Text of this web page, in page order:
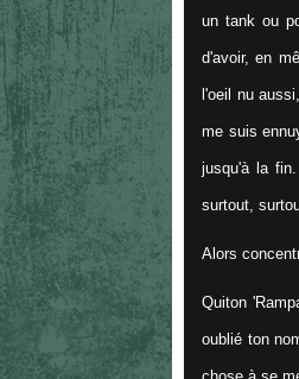
un tank ou
d'avoir, en
l'oeil nu
me suis
jusqu'à la
surtout,
Alors
Quiton
oublié ton